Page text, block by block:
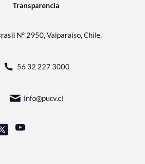
Transparencia
N° 2950, Valparaíso, Chile.
56 32 227 3000
info@pucv.cl